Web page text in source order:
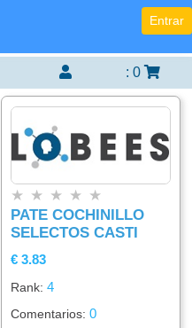
Entrar
:0
★ ★ ★ ★ ★
PATE COCHINILLO
SELECTOS CASTI
€ 3.83
Rank:4
Comentarios:0